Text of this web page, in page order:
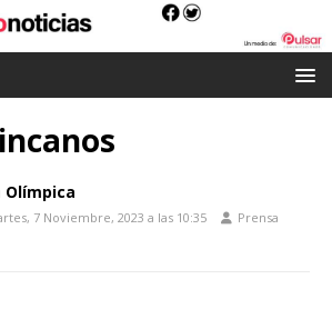
Olímpica
7 Noviembre, 2023 a las 10:35 Prensa